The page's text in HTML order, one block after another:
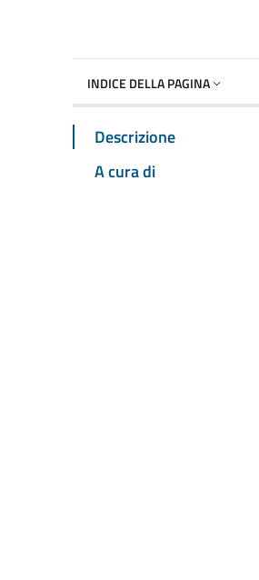
INDICE DELLA PAGINA
Descrizione
A cura di